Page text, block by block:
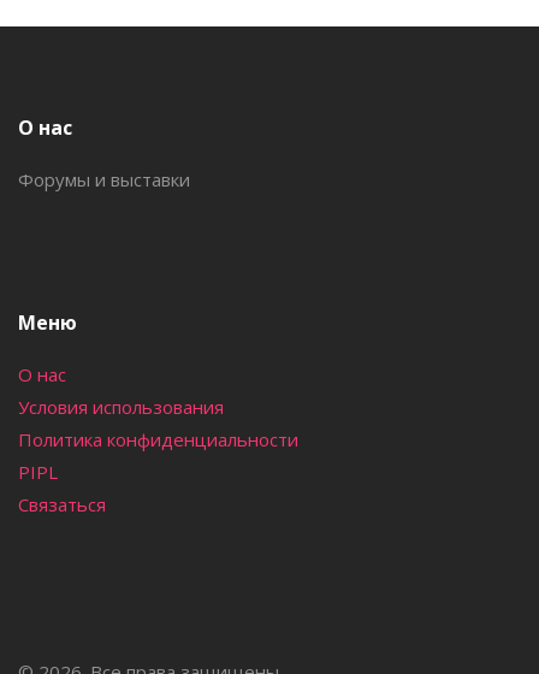
О нас
Форумы и выставки
Меню
О нас
Условия использования
Политика конфиденциальности
PIPL
Связаться